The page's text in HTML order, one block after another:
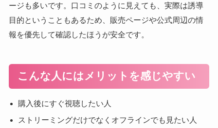
ージも多いです。口コミのように見えても、実際は誘導
目的ということもあるため、販売ページや公式周辺の情
報を優先して確認したほうが安全です。
こんな人にはメリットを感じやすい
購入後にすぐ視聴したい人
ストリーミングだけでなくオフラインでも見たい人